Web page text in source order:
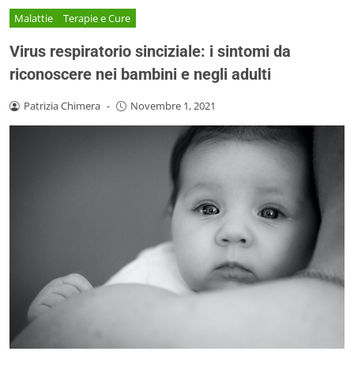
Malattie Terapie e Cure
Virus respiratorio sinciziale: i sintomi da
riconoscere nei bambini e negli adulti
Patrizia Chimera - Novembre 1, 2021